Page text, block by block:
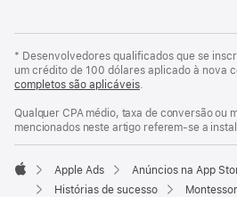
* Desenvolvedores qualificados que se
um crédito de 100 dólares aplicado à nova
completos são aplicáveis.
Qualquer CPA médio, taxa de conversão ou
mencionados neste artigo referem-se a
Apple
Apple Ads
Anúncios na App
Histórias de sucesso